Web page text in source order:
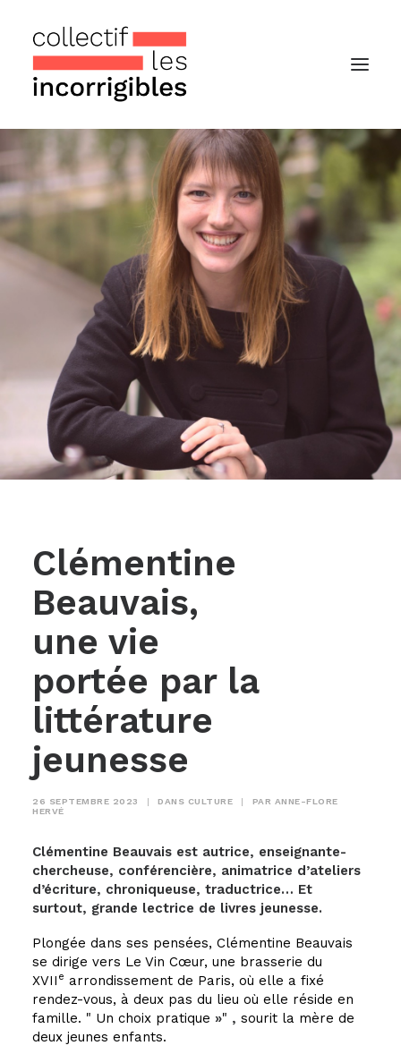
Accueil
Le collectif
Notre « Incolettre » mensuelle
Recherche
Clémentine
Beauvais,
une vie
portée par la
littérature
jeunesse
26 SEPTEMBRE 2023 | DANS CULTURE | PAR ANNE-FLORE
HERVÉ
Clémentine Beauvais est autrice, enseignante-
chercheuse, conférencière, animatrice d’ateliers
d’écriture, chroniqueuse, traductrice… Et
surtout, grande lectrice de livres jeunesse.
Plongée dans ses pensées, Clémentine Beauvais
se dirige vers Le Vin Cœur, une brasserie du
XVII e arrondissement de Paris, où elle a fixé
rendez-vous, à deux pas du lieu où elle réside en
famille.
Un choix pratique » , sourit la mère de
deux jeunes enfants.